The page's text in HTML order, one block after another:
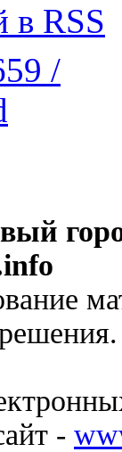
в RSS
-